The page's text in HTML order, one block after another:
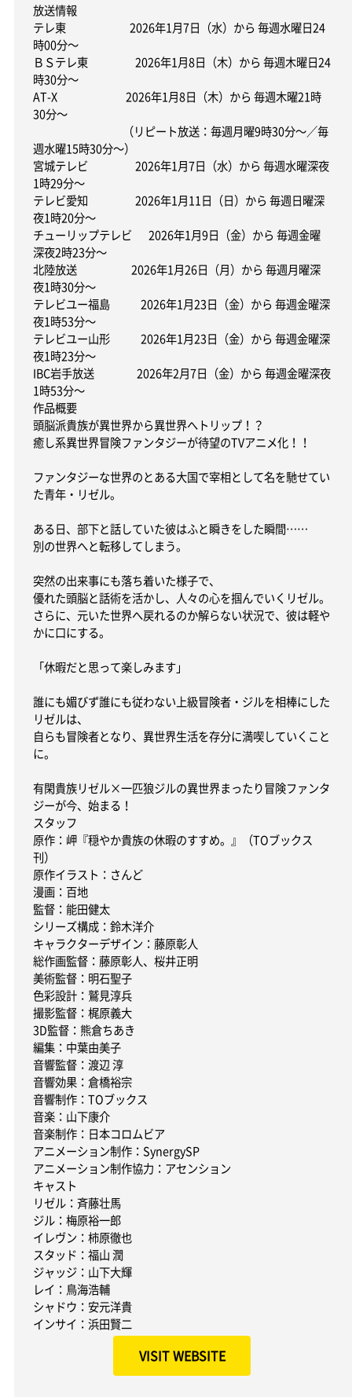
放送情報
テレ東 2026年1月7日（水）から 毎週水曜日24
時00分～
ＢＳテレ東 2026年1月8日（木）から 毎週木曜日24
時30分～
AT-X 2026年1月8日（木）から 毎週木曜21時
30分～
（リピート放送：毎週月曜9時30分～／毎
週水曜15時30分～）
宮城テレビ 2026年1月7日（水）から 毎週水曜深夜
1時29分～
テレビ愛知 2026年1月11日（日）から 毎週日曜深
夜1時20分～
チューリップテレビ 2026年1月9日（金）から 毎週金曜
深夜2時23分～
北陸放送 2026年1月26日（月）から 毎週月曜深
夜1時30分～
テレビユー福島 2026年1月23日（金）から 毎週金曜深
夜1時53分～
テレビユー山形 2026年1月23日（金）から 毎週金曜深
夜1時23分～
IBC岩手放送 2026年2月7日（金）から 毎週金曜深夜
1時53分～
作品概要
頭脳派貴族が異世界から異世界へトリップ！？
癒し系異世界冒険ファンタジーが待望のTVアニメ化！！
ファンタジーな世界のとある大国で宰相として名を馳せてい
た青年・リゼル。
ある日、部下と話していた彼はふと瞬きをした瞬間……
別の世界へと転移してしまう。
突然の出来事にも落ち着いた様子で、
優れた頭脳と話術を活かし、人々の心を掴んでいくリゼル。
さらに、元いた世界へ戻れるのか解らない状況で、彼は軽や
かに口にする。
「休暇だと思って楽しみます」
誰にも媚びず誰にも従わない上級冒険者・ジルを相棒にした
リゼルは、
自らも冒険者となり、異世界生活を存分に満喫していくこと
に。
有閑貴族リゼル×一匹狼ジルの異世界まったり冒険ファンタ
ジーが今、始まる！
スタッフ
原作：岬『穏やか貴族の休暇のすすめ。』（TOブックス
刊）
原作イラスト：さんど
漫画：百地
監督：能田健太
シリーズ構成：鈴木洋介
キャラクターデザイン：藤原彰人
総作画監督：藤原彰人、桜井正明
美術監督：明石聖子
色彩設計：鷲見淳兵
撮影監督：梶原義大
3D監督：熊倉ちあき
編集：中葉由美子
音響監督：渡辺 淳
音響効果：倉橋裕宗
音響制作：TOブックス
音楽：山下康介
音楽制作：日本コロムビア
アニメーション制作：SynergySP
アニメーション制作協力：アセンション
キャスト
リゼル：斉藤壮馬
ジル：梅原裕一郎
イレヴン：柿原徹也
スタッド：福山 潤
ジャッジ：山下大輝
レイ：鳥海浩輔
シャドウ：安元洋貴
インサイ：浜田賢二
VISIT WEBSITE